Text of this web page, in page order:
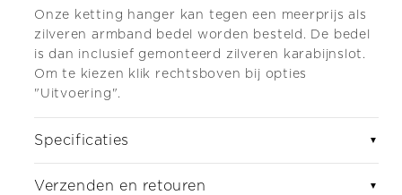
Onze ketting hanger kan tegen een meerprijs als
zilveren armband bedel worden besteld. De bedel
is dan inclusief gemonteerd zilveren karabijnslot.
Om te kiezen klik rechtsboven bij opties
"Uitvoering".
Specificaties ▼
Verzenden en retouren ▼